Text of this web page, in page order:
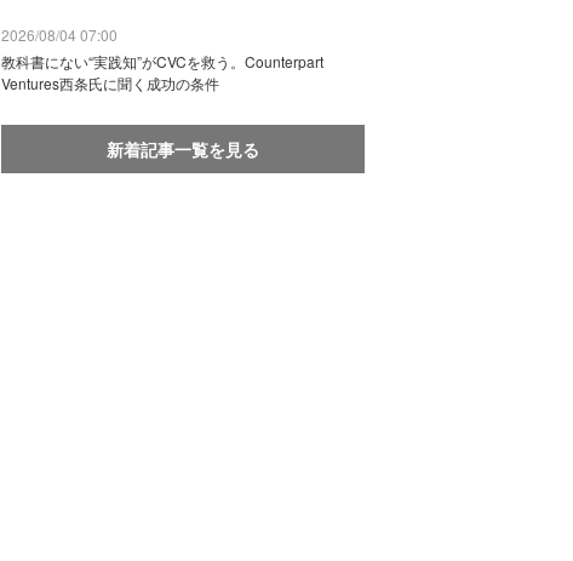
2026/08/04 07:00
教科書にない“実践知”がCVCを救う。Counterpart
Ventures西条氏に聞く成功の条件
新着記事一覧を見る